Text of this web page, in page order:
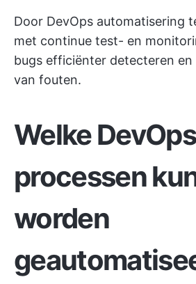
Door DevOps automatisering
met continue test- en
bugs efficiënter detecteren en
van fouten.
Welke
processen
worden